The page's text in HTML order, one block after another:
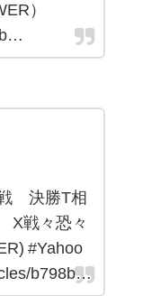
）
決勝T相
X戦々恐々
#Yahoo
b798b…